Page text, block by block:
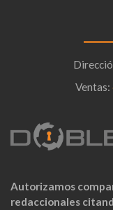
Ventas:
Autorizamos
redaccionales